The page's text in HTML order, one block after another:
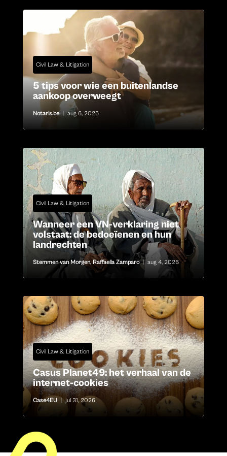
Civil Law & Litigation
5 tips voor wie een buitenlandse
aankoop overweegt
Notaris.be | aug 6, 2026
Civil Law & Litigation
Wanneer een VN-verklaring niet
volstaat: de bedoeïenen en hun
landrechten
Stemmen van Morgen,Raffaella Zamparo | aug 4, 2026
Civil Law & Litigation
Casus Planet49: het verhaal van de
internet-cookies
Case4EU jul 31, 2026